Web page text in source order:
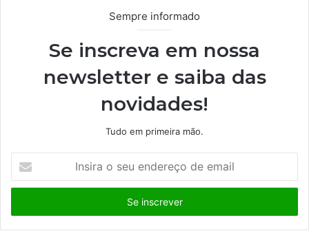
Sempre informado
Se inscreva em nossa
newsletter e saiba das
novidades!
Tudo em primeira mão.
s
r